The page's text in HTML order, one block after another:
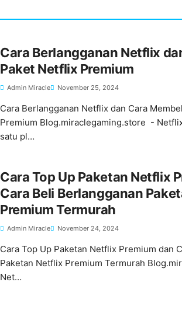
Cara Berlangganan Netflix
Paket Netflix Premium
Admin Miracle November 25, 2024
Cara Berlangganan Netflix dan Cara
Premium Blog.miraclegaming.store -
satu pl…
Cara Top Up Paketan Netflix
Cara Beli Berlangganan
Premium Termurah
Admin Miracle November 24, 2024
Cara Top Up Paketan Netflix Premium dan
Paketan Netflix Premium Termurah
Net…